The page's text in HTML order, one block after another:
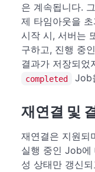
은 계속됩니다.
제 타임아웃을 초
시작 시, 서버는
구하고, 진행 중
결과가 저장되었
completed Job
재연결 및
재연결은 지원
실행 중인 Job에
성 상태만 갱신